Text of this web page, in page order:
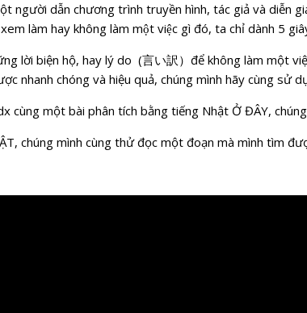
người dẫn chương trình truyền hình, tác giả và diễn
làm hay không làm một việc gì đó, ta chỉ dành 5
lời biện hộ, hay lý do (言い訳）để không làm một
nhanh chóng và hiệu quả, chúng mình hãy cùng sử
cùng một bài phân tích bằng tiếng Nhật Ở ĐÂY,
chúng mình cùng thử đọc một đoạn mà mình tìm